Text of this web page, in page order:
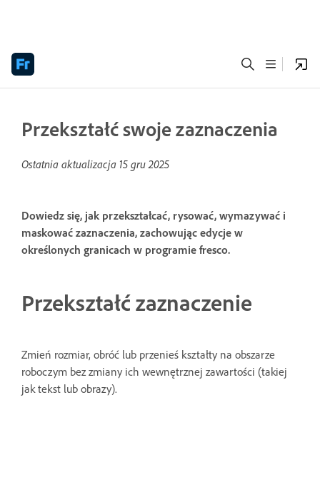
Przekształć swoje zaznaczenia
Ostatnia aktualizacja 15 gru 2025
Dowiedz się, jak przekształcać, rysować, wymazywać i
maskować zaznaczenia, zachowując edycje w
określonych granicach w programie fresco.
Przekształć zaznaczenie
Zmień rozmiar, obróć lub przenieś kształty na obszarze
roboczym bez zmiany ich wewnętrznej zawartości (takiej
jak tekst lub obrazy).